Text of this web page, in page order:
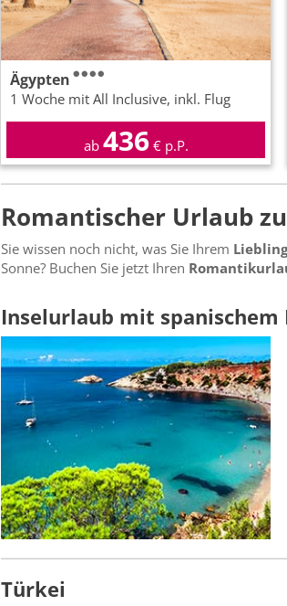
Ägypten
1 Woche mit All Inclusive, inkl. Flug
ab 436€ p.P.
Romantischer Urlaub
Sie wissen noch nicht, was Sie Ihrem
Sonne? Buchen Sie jetzt Ihren
Inselurlaub mit spanischem
Türkei